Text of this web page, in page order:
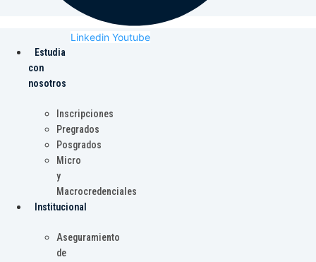
Linkedin Youtube
Estudia
con
nosotros
Inscripciones
Pregrados
Posgrados
Micro
y
Macrocredenciales
Institucional
Aseguramiento
de